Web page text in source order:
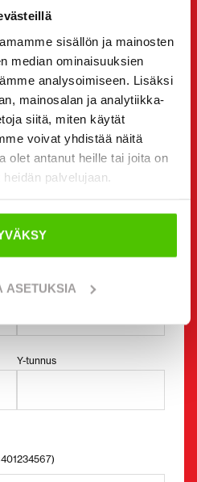
sisällön ja mainosten
median ominaisuuksien
analysoimiseen. Lisäksi
mainosalan ja analytiikka-
siitä, miten käytät
voivat yhdistää näitä
olet antanut heille tai joita on
palvelujaan.
ASETUKSIA
myyjälle. Hän on sinuun
tavalla.
yhteydessä myös
yhteystiedot löydät sivun
Sukunimi *
Y-tunnus